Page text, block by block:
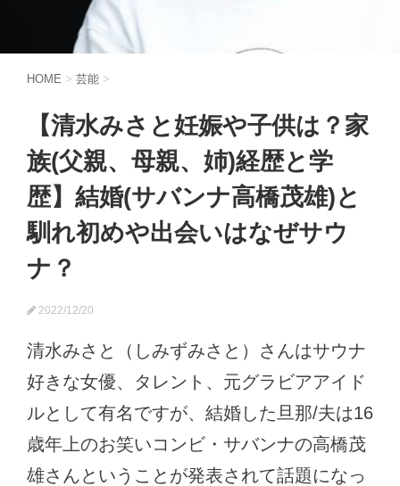
HOME > 芸能 >
【清水みさと妊娠や子供は？家
族(父親、母親、姉)経歴と学
歴】結婚(サバンナ高橋茂雄)と
馴れ初めや出会いはなぜサウ
ナ？
2022/12/20
清水みさと（しみずみさと）さんはサウナ
好きな女優、タレント、元グラビアアイド
ルとして有名ですが、結婚した旦那/夫は16
歳年上のお笑いコンビ・サバンナの高橋茂
雄さんということが発表されて話題になっ